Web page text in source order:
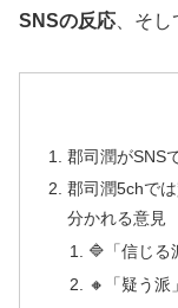
SNSの反応 、そ
郡司潤がSNS
郡司潤5chで
分かれる意見
🔷「信じる
🔸「疑う派